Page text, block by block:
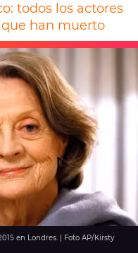
todos los actores
han muerto
en Londres. | Foto AP/Kirsty